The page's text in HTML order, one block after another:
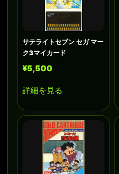
サテライトセブン セガ マー
ク3マイカード
¥5,500
詳細を見る